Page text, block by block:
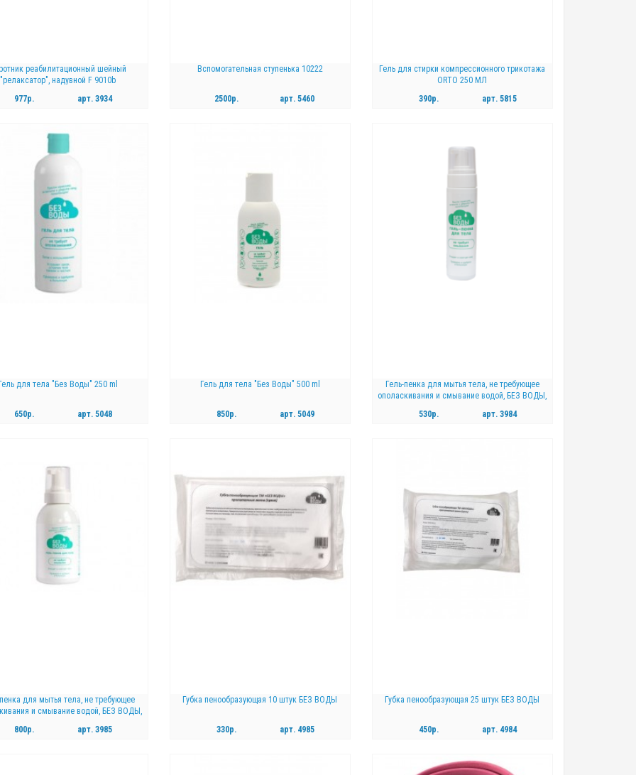
реабилитационный шейный
"релаксатор", надувной F 9010b
977р.
арт.3934
Вспомогательная ступенька 10222
2500р. арт.5460
Гель для стирки компрессионного трикотажа
ORTO 250 МЛ
390р.
арт.5815
для тела "Без Воды" 250 ml
650р. арт.5048
Гель для тела "Без Воды" 500 ml
850р. арт.5049
Гель-пенка для мытья тела, не требующее
ополаскивания и смывание водой, БЕЗ ВОДЫ,
530р. арт.3984
для мытья тела, не требующее
и смывание водой, БЕЗ ВОДЫ,
800р. арт.3985
Губка пенообразующая 10 штук БЕЗ ВОДЫ
330р. арт.4985
Губка пенообразующая 25 штук БЕЗ ВОДЫ
450р. арт.4984